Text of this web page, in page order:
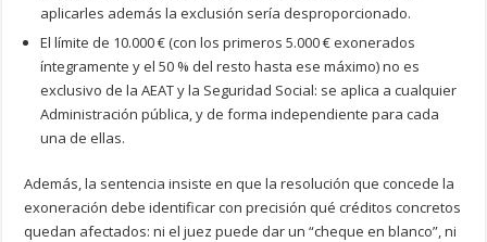
aplicarles además la exclusión sería desproporcionado.
El límite de 10.000 € (con los primeros 5.000 € exonerados
íntegramente y el 50 % del resto hasta ese máximo) no es
exclusivo de la AEAT y la Seguridad Social: se aplica a cualquier
Administración pública, y de forma independiente para cada
una de ellas.
Además, la sentencia insiste en que la resolución que concede la
exoneración debe identificar con precisión qué créditos concretos
quedan afectados: ni el juez puede dar un “cheque en blanco”, ni